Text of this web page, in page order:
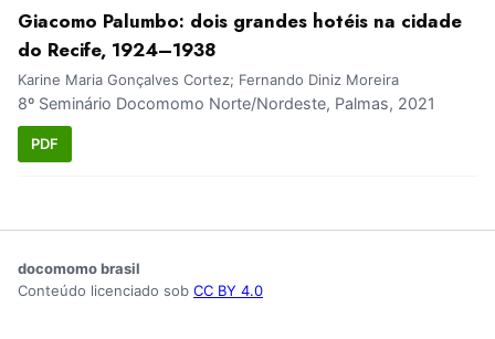
Giacomo Palumbo: dois grandes hotéis na cidade
do Recife, 1924–1938
Karine Maria Gonçalves Cortez; Fernando Diniz Moreira
8º Seminário Docomomo Norte/Nordeste, Palmas, 2021
PDF
docomomo brasil
Conteúdo licenciado sob CC BY 4.0